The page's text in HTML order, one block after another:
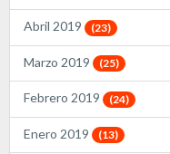
Abril 2019 (23)
Marzo 2019 (25)
Febrero 2019 (24)
Enero 2019 (13)